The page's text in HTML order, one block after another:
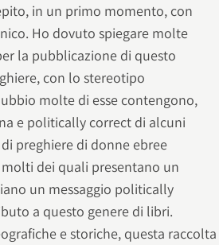
in un primo momento, con
Ho dovuto spiegare molte
la pubblicazione di questo
con lo stereotipo
molte di esse contengono,
e politically correct di alcuni
preghiere di donne ebree
dei quali presentano un
un messaggio politically
a questo genere di libri.
e storiche, questa raccolta